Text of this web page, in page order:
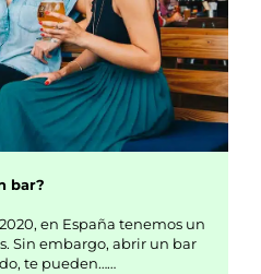
bar?
en España tenemos un
Sin embargo, abrir un bar
te pueden……